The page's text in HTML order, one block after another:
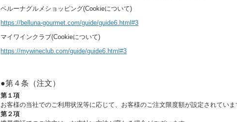
ベルーナグルメショッピング(Cookieについて)
https://belluna-gourmet.com/guide/guide6.html#3
マイワインクラブ(Cookieについて)
https://mywineclub.com/guide/guide6.html#3
●第４条（注文）
第１項
お客様の当社でのご利用状況等に応じて、お客様のご注文限度額が設定されていま
第２項